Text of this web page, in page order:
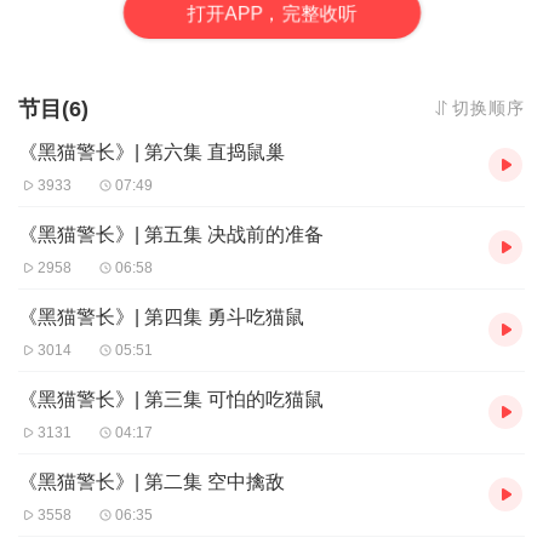
打开APP，完整收听
节目(6) 切换顺序
《黑猫警长》| 第六集 直捣鼠巢
3933 07:49
《黑猫警长》| 第五集 决战前的准备
2958 06:58
《黑猫警长》| 第四集 勇斗吃猫鼠
3014 05:51
《黑猫警长》| 第三集 可怕的吃猫鼠
3131 04:17
《黑猫警长》| 第二集 空中擒敌
3558 06:35